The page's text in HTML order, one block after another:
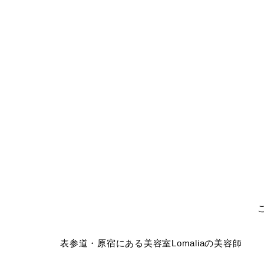
表参道・原宿にある美容室Lomaliaの美容師